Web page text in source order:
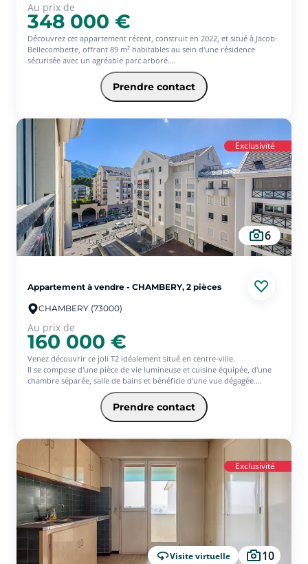
Au prix de
348 000 €
Découvrez cet appartement récent, construit en 2022, et situé à Jacob-
Bellecombette, offrant 89 m² habitables au sein d'une résidence
sécurisée avec un agréable parc arboré.
Situé au dernier étage, il se compose d'une belle pièce de vie
lumineuse, de trois chambres, d'une salle de bains et d'une terrasse au
Côté annexes, vous bénéficierez d'une place de parking privative, d'un
Vous apprécierez ses prestations de qualité, ses finitions soignées et
son environnement calme et recherché.
Prendre contact
Exclusivité
6
Appartement à vendre - CHAMBERY, 2 pièces
CHAMBERY (73000)
Au prix de
160 000 €
Venez découvrir ce joli T2 idéalement situé en centre-ville.
Il se compose d'une pièce de vie lumineuse et cuisine équipée, d'une
chambre séparée, salle de bains et bénéficie d'une vue dégagée.
En plus, vous profiterez d'une place de stationnement privative en
sous-sol et d'une cave, des atouts rares en centre-ville !
Prendre contact
Exclusivité
Visite virtuelle 10